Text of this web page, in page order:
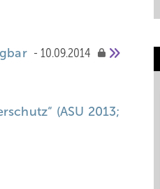
10.09.2014
(ASU 2013;